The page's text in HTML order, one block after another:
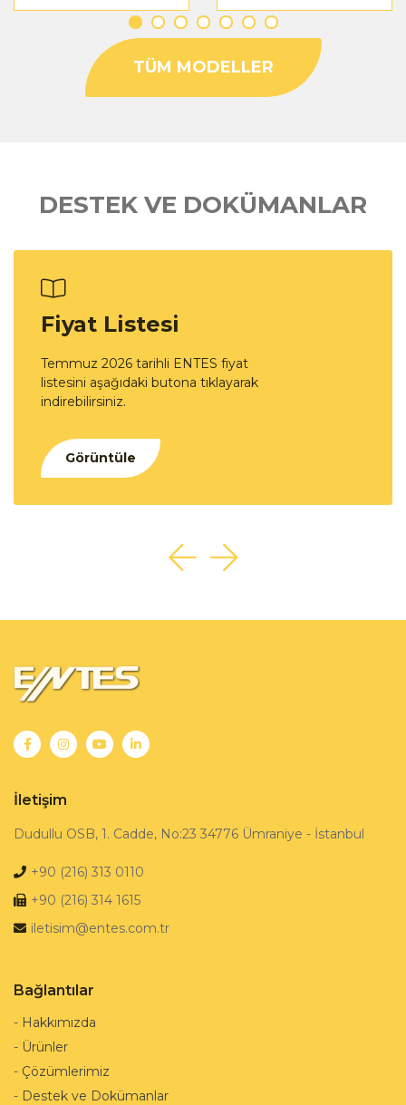
kısa devre akımı)
oluşması...
kısa devre akımı)
oluşması...
TÜM MODELLER
DESTEK VE DOKÜMANLAR
Fiyat Listesi
Temmuz 2026 tarihli ENTES fiyat
listesini aşağıdaki butona tıklayarak
indirebilirsiniz.
Görüntüle
İletişim
Dudullu OSB, 1. Cadde, No:23 34776 Ümraniye - İstanbul
+90 (216) 313 0110
+90 (216) 314 1615
iletisim@entes.com.tr
Bağlantılar
- Hakkımızda
- Ürünler
- Çözümlerimiz
- Destek ve Dokümanlar